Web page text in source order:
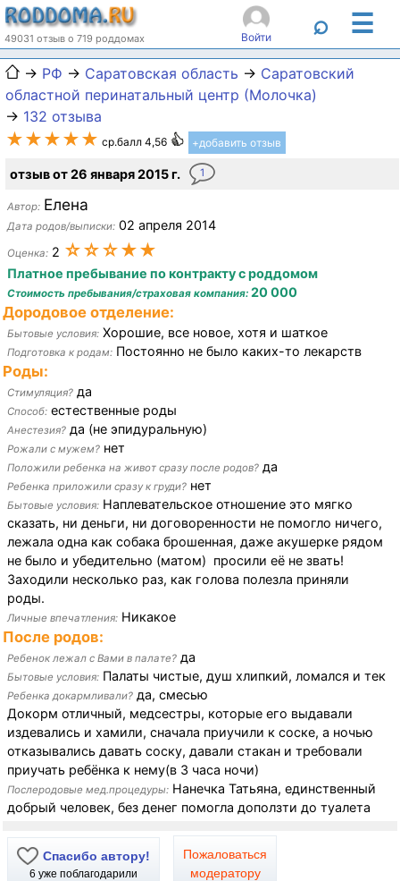
49031 отзыв о 719 роддомах Войти ⌕ ☰
→ РФ → Саратовская область → Саратовский
областной перинатальный центр (Молочка)
→ 132 отзыва
★★★★★ ср.балл 4,56 +добавить отзыв
отзыв от 26 января 2015 г. 1
Автор: Елена
Дата родов/выписки: 02 апреля 2014
Оценка: 2 ☆☆☆★★
Платное пребывание по контракту с роддомом
Стоимость пребывания/страховая компания: 20 000
Дородовое отделение:
Бытовые условия: Хорошие, все новое, хотя и шаткое
Подготовка к родам: Постоянно не было каких-то лекарств
Роды:
Стимуляция? да
Способ: естественные роды
Анестезия? да (не эпидуральную)
Рожали с мужем? нет
Положили ребенка на живот сразу после родов? да
Ребенка приложили сразу к груди? нет
Бытовые условия: Наплевательское отношение это мягко
сказать, ни деньги, ни договоренности не помогло ничего,
лежала одна как собака брошенная, даже акушерке рядом
не было и убедительно (матом) просили её не звать!
Заходили несколько раз, как голова полезла приняли
роды.
Личные впечатления: Никакое
После родов:
Ребенок лежал с Вами в палате? да
Бытовые условия: Палаты чистые, душ хлипкий, ломался и тек
Ребенка докармливали? да, смесью
Докорм отличный, медсестры, которые его выдавали
издевались и хамили, сначала приучили к соске, а ночью
отказывались давать соску, давали стакан и требовали
приучать ребёнка к нему(в 3 часа ночи)
Послеродовые мед.процедуры: Нанечка Татьяна, единственный
добрый человек, без денег помогла доползти до туалета
Спасибо автору!
6 уже поблагодарили
Пожаловаться
модератору